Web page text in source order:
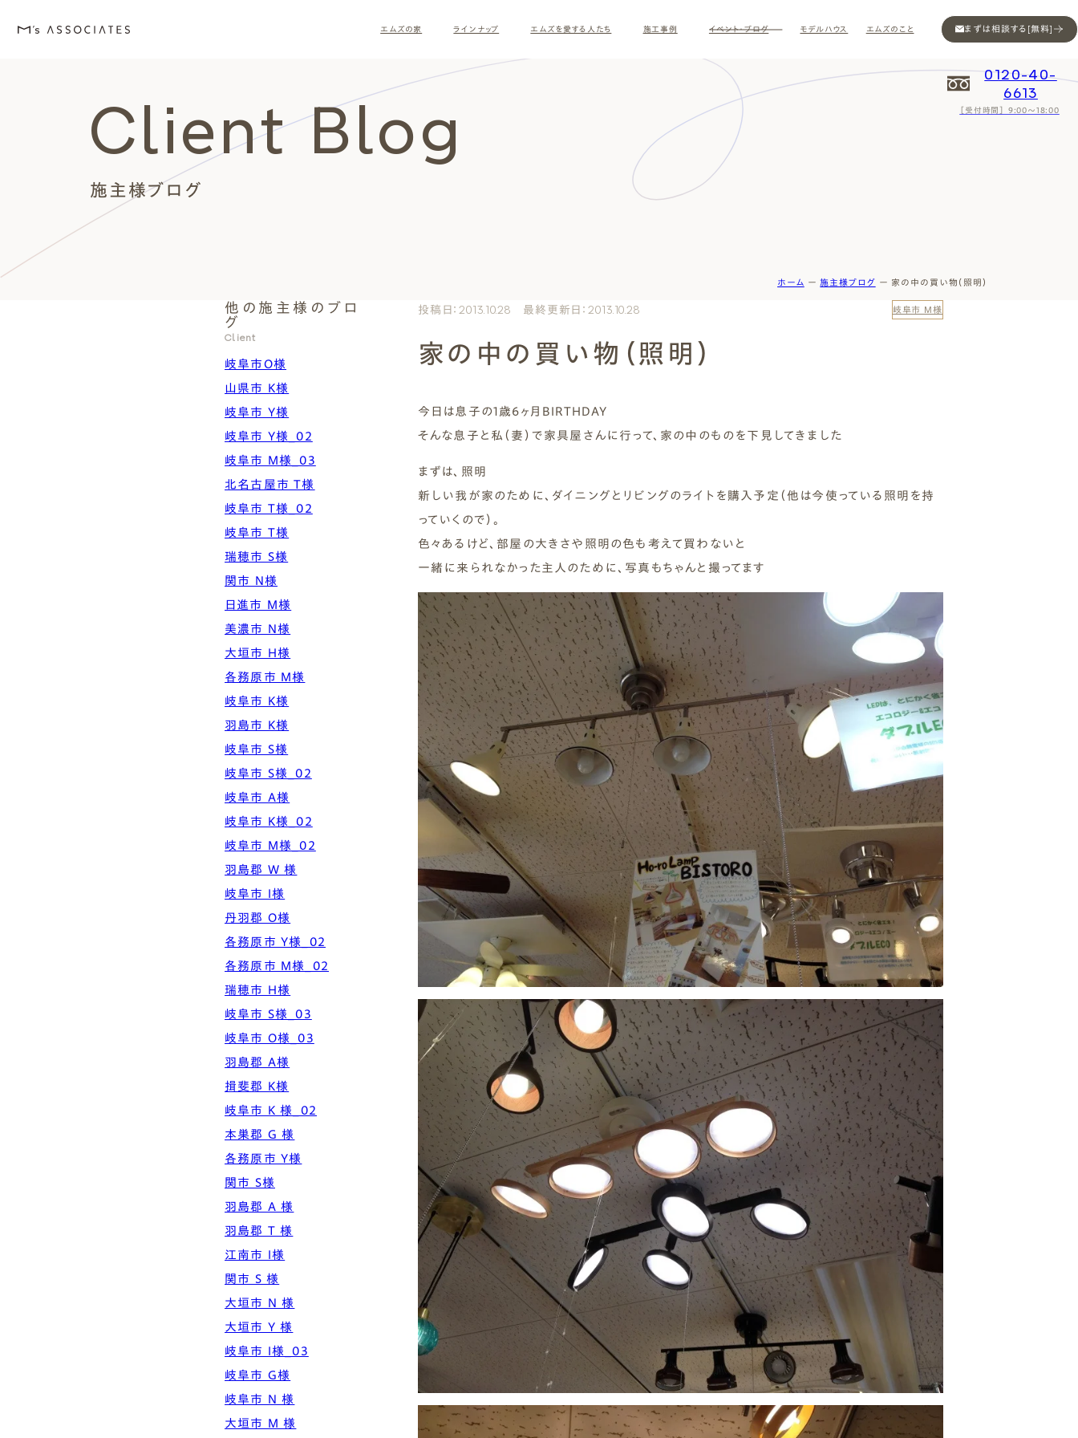
エムズの家
M's house
エムズの家
エムズの家について
M's house
10のお約束ごと、苦手な
こと
家づくりについて（標準
Order House
家づくりの流れ/アフター
ラインナップ
Lineup
ラインナップ
ラインナップ
Lineup
ナチュレエコ・アドバンス
（コスパ最強モデル）
Natureeco Advance
ナチュレエコ・ゼロ（高性
Natureeco Zero
ナチュレエコ・プラス（最
規格（企画）住宅 ナチュレ
Hiraya&Nisetai
平屋住宅
Hiraya
二世帯住宅
エムズを愛する人たち
Love
エムズを愛する人たち
エムズを愛する人たち
Owners
お客様の暮らしインタビュー
Voice
施主様インスタ
Owners Instagram
施工事例
Works
施工事例
外観デザインスタイルから探す
Simple Modern
ナチュラルモダン
Natural Modern
和モダン
Japanese Modern
外装仕様から探す
Exterior Type
軒アリ
Without Eaves
イベント・ブログ
Event・Blog
イベント・ブログ
イベント
Event・Blog
Event
ブログ
家づくりコラム
Client Blog
モデルハウス エムズのこと
About
エムズのこと
エムズのこと
About
Company
スタッフ紹介
Staff
クレーム公開
Claim
0120-40-
6613
［受付時間］ 9:00～18:00
まずは相談する[無料]
施主様ブログ
Client Blog
ホーム ー施主様ブログ ー 家の中の買い物（照明）
投稿日：2013.10.28 最終更新日：2013.10.28 岐阜市 M様
家の中の買い物（照明）
今日は息子の1歳6ヶ月BIRTHDAY
そんな息子と私（妻）で家具屋さんに行って、家の中のものを下見してきました
まずは、照明
新しい我が家のために、ダイニングとリビングのライトを購入予定（他は今使っている照明を持
っていくので）。
色々あるけど、部屋の大きさや照明の色も考えて買わないと
一緒に来られなかった主人のために、写真もちゃんと撮ってます
他の施主様のブロ
グ
Client
岐阜市O様
山県市 K様
岐阜市 Y様
岐阜市 Y様_02
岐阜市 M様_03
北名古屋市 T様
岐阜市 T様_02
岐阜市 T様
瑞穂市 S様
関市 N様
日進市 M様
美濃市 N様
大垣市 H様
各務原市 M様
岐阜市 K様
羽島市 K様
岐阜市 S様
岐阜市 S様_02
岐阜市 A様
岐阜市 K様_02
岐阜市 M様_02
羽島郡 W 様
岐阜市 I様
丹羽郡 O様
各務原市 Y様_02
各務原市 M様_02
瑞穂市 H様
岐阜市 S様_03
岐阜市 O様_03
羽島郡 A様
揖斐郡 K様
岐阜市 K 様_02
本巣郡 G 様
各務原市 Y様
関市 S様
羽島郡 A 様
羽島郡 T 様
江南市 I様
関市 S 様
大垣市 N 様
大垣市 Y 様
岐阜市 I様_03
岐阜市 G様
岐阜市 N 様
大垣市 M 様